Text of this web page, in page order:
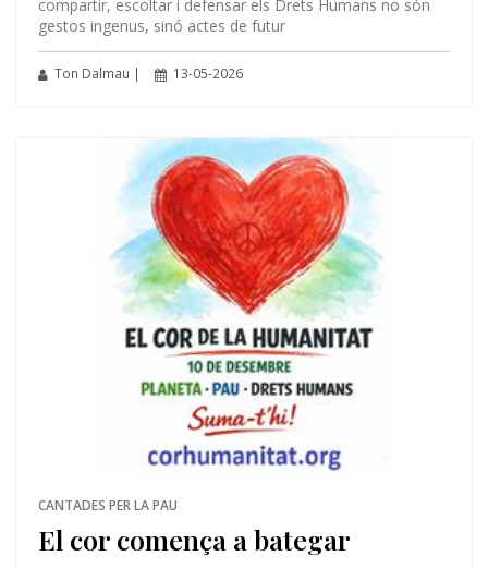
compartir, escoltar i defensar els Drets Humans no són
gestos ingenus, sinó actes de futur
Ton Dalmau | 13-05-2026
CANTADES PER LA PAU
El cor comença a bategar